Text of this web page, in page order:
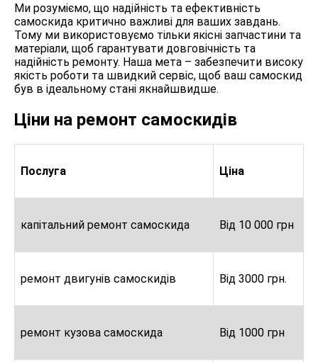
Ми розуміємо, що надійність та ефективність
самоскида критично важливі для ваших завдань.
Тому ми використовуємо тільки якісні запчастини та
матеріали, щоб гарантувати довговічність та
надійність ремонту. Наша мета – забезпечити високу
якість роботи та швидкий сервіс, щоб ваш самоскид
був в ідеальному стані якнайшвидше.
Ціни на ремонт самоскидів
Послуга Ціна
капітальний ремонт самоскида Від 10 000 грн
ремонт двигунів самоскидів Від 3000 грн.
ремонт кузова самоскида Від 1000 грн